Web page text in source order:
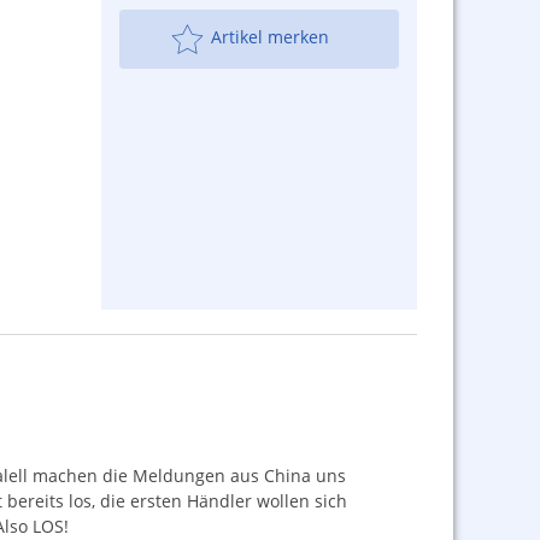
Artikel merken
machen die Meldungen aus China uns
los, die ersten Händler wollen sich
LOS!